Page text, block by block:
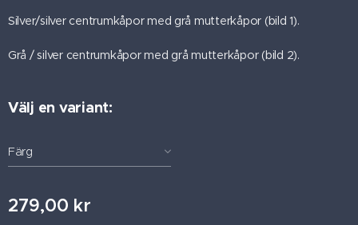
Silver/silver centrumkåpor med grå mutterkåpor (bild 1).
Grå / silver centrumkåpor med grå mutterkåpor (bild 2).
Välj en variant:
Färg
279,00 kr